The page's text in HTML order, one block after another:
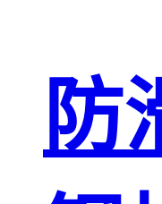
防